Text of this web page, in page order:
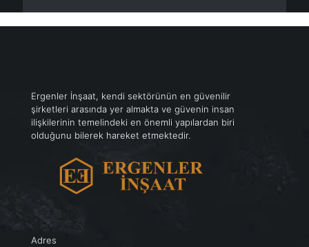
Ergenler İnşaat, kendi sektörünün en güvenilir
şirketleri arasında yer almakta ve güvenin insan
ilişkilerinin temelindeki en önemli yapılardan biri
olduğunu bilerek hareket etmektedir.
Adres